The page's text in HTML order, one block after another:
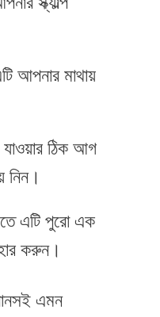
স্ক্যাল্প
আপনার মাথায়
ঠিক আগ
নিন।
এটি পুরো এক
করুন।
এমন